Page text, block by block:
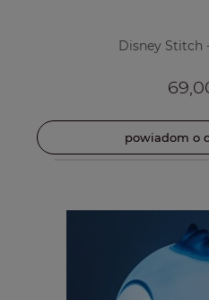
Disney Stitch
powiadom o